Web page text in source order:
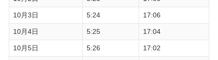
10月3日 5:24 17:06
10月4日 5:25 17:04
10月5日 5:26 17:02